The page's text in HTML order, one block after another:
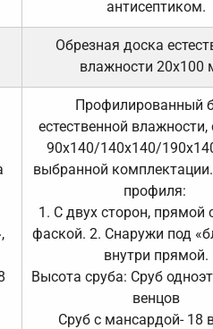
антисептиком.
Обрезная доска
влажности 20х100
Профилированный
естественной влажности,
90х140/140х140/
выбранной
профиля:
1. С двух сторон, прямой
фаской. 2. Снаружи под
внутри прямой.
Высота сруба: Сруб
венцов
Сруб с мансардой- 18